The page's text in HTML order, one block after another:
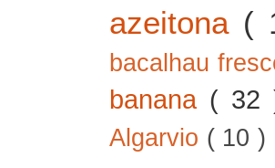
azeitona (
bacalhau
banana ( 32
Algarvio ( 10 )